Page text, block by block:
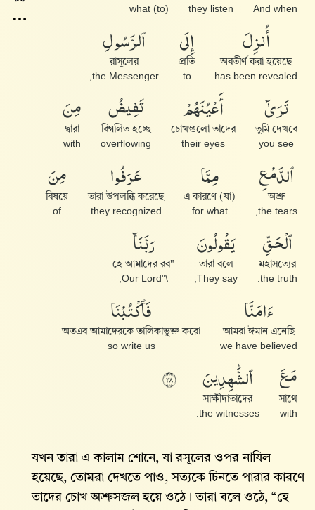
And when
they listen
(to) what
أُنزِلَ
অবতীর্ণ করা হয়েছে
has been revealed
إِلَى
প্রতি
to
ٱلرَّسُولِ
রাসূলের
the Messenger,
تَرَىٰٓ
তুমি দেখবে
you see
أَعْيُنَهُمْ
চোখগুলো তাদের
their eyes
تَفِيضُ
বিগলিত হচ্ছে
overflowing
مِنَ
দ্বারা
with
ٱلدَّمْعِ
অশ্রু
the tears,
مِمَّا
এ কারণে (যা)
for what
عَرَفُوا۟
তারা উপলব্ধি করেছে
they recognized
مِنَ
বিষয়ে
of
ٱلْحَقِّ
মহাসত্যের
the truth.
يَقُولُونَ
তারা বলে
They say,
رَبَّنَآ
"হে আমাদের রব
\"Our Lord,
ءَامَنَّا
আমরা ঈমান এনেছি
we have believed
فَٱكْتُبْنَا
অতএব আমাদেরকে তালিকাভুক্ত করো
so write us
مَعَ
সাথে
with
ٱلشَّٰهِدِينَ
সাক্ষীদাতাদের
the witnesses.
٨٣
যখন তারা এ কালাম শোনে, যা রসূলের ওপর নাযিল
হয়েছে, তোমরা দেখতে পাও, সত্যকে চিনতে পারার কারণে
তাদের চোখ অশ্রুসজল হয়ে ওঠে। তারা বলে ওঠে, “হে